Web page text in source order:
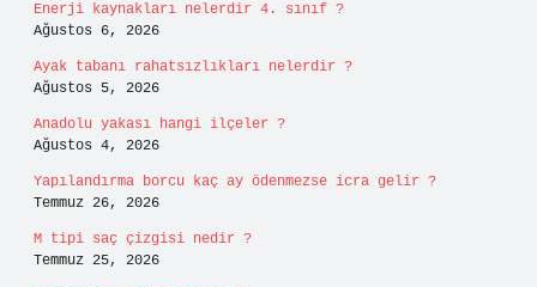
Enerji kaynakları nelerdir 4. sınıf ?
Ağustos 6, 2026
Ayak tabanı rahatsızlıkları nelerdir ?
Ağustos 5, 2026
Anadolu yakası hangi ilçeler ?
Ağustos 4, 2026
Yapılandırma borcu kaç ay ödenmezse icra gelir ?
Temmuz 26, 2026
M tipi saç çizgisi nedir ?
Temmuz 25, 2026